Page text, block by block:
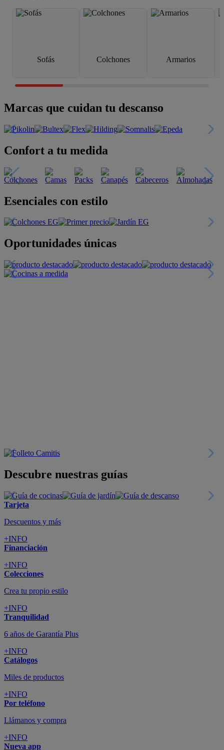
Sofás Colchones Armarios
Marcas que cuidan tu descanso
Confort a tu medida
Esenciales con estilo
Oportunidades únicas
Descubre nuestras guías
Tarjeta
Descuentos y más
+INFO
Financiación
+INFO
Colecciones
Crea tu propio estilo
+INFO
Tranquilidad
6 años de Garantía Plus
+INFO
Catálogos
Miles de productos
+INFO
Por teléfono
Llámanos y compra
+INFO
Nueva app